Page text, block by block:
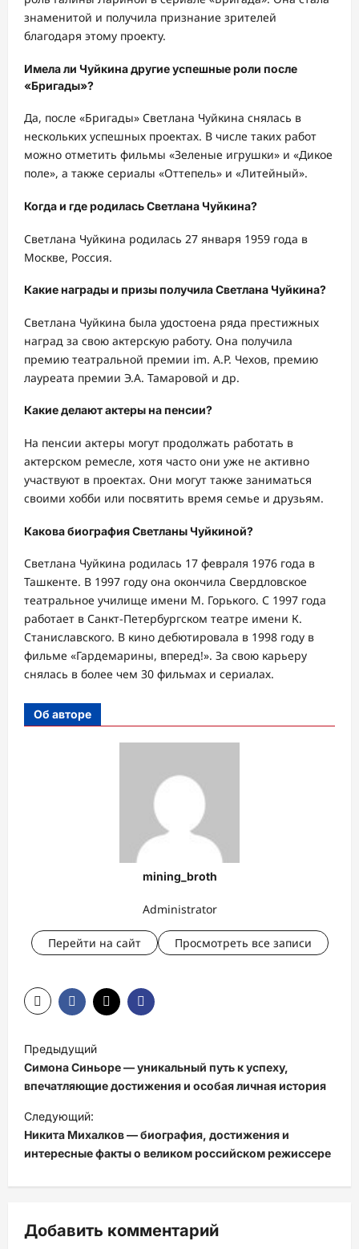
знаменитой и получила признание зрителей
благодаря этому проекту.
Имела ли Чуйкина другие успешные роли после
«Бригады»?
Да, после «Бригады» Светлана Чуйкина снялась в
нескольких успешных проектах. В числе таких работ
можно отметить фильмы «Зеленые игрушки» и «Дикое
поле», а также сериалы «Оттепель» и «Литейный».
Когда и где родилась Светлана Чуйкина?
Светлана Чуйкина родилась 27 января 1959 года в
Москве, Россия.
Какие награды и призы получила Светлана Чуйкина?
Светлана Чуйкина была удостоена ряда престижных
наград за свою актерскую работу. Она получила
премию театральной премии im. A.P. Чехов, премию
лауреата премии Э.А. Тамаровой и др.
Какие делают актеры на пенсии?
На пенсии актеры могут продолжать работать в
актерском ремесле, хотя часто они уже не активно
участвуют в проектах. Они могут также заниматься
своими хобби или посвятить время семье и друзьям.
Какова биография Светланы Чуйкиной?
Светлана Чуйкина родилась 17 февраля 1976 года в
Ташкенте. В 1997 году она окончила Свердловское
театральное училище имени М. Горького. С 1997 года
работает в Санкт-Петербургском театре имени К.
Станиславского. В кино дебютировала в 1998 году в
фильме «Гардемарины, вперед!». За свою карьеру
снялась в более чем 30 фильмах и сериалах.
Об авторе
mining_broth
Administrator
Перейти на сайт Просмотреть все записи
а
в
и
г
а
ц
я
Предыдущий
Симона Синьоре — уникальный путь к успеху,
впечатляющие достижения и особая личная история
Следующий:
Никита Михалков — биография, достижения и
интересные факты о великом российском режиссере
Добавить комментарий